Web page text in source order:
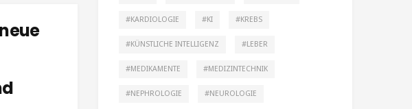
KARDIOLOGIE KI KREBS
KÜNSTLICHE INTELLIGENZ LEBER
MEDIKAMENTE MEDIZINTECHNIK
NEPHROLOGIE NEUROLOGIE